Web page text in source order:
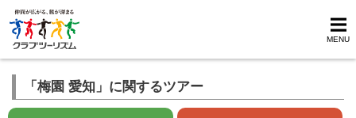
MENU
「梅園 愛知」に関するツアー